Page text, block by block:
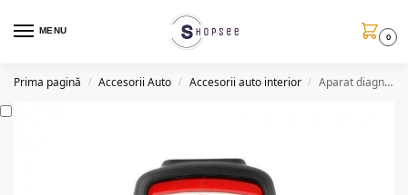
MENU
0
Prima pagină / Accesorii Auto / Accesorii auto interior / Aparat diagnoza, tester auto OBDII EOBD Konnwei KW 808